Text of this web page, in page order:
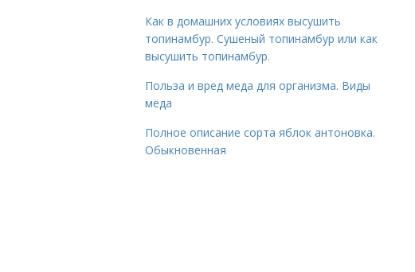
Как в домашних условиях высушить
топинамбур. Сушеный топинамбур или как
высушить топинамбур.
Польза и вред меда для организма. Виды
мёда
Полное описание сорта яблок антоновка.
Обыкновенная